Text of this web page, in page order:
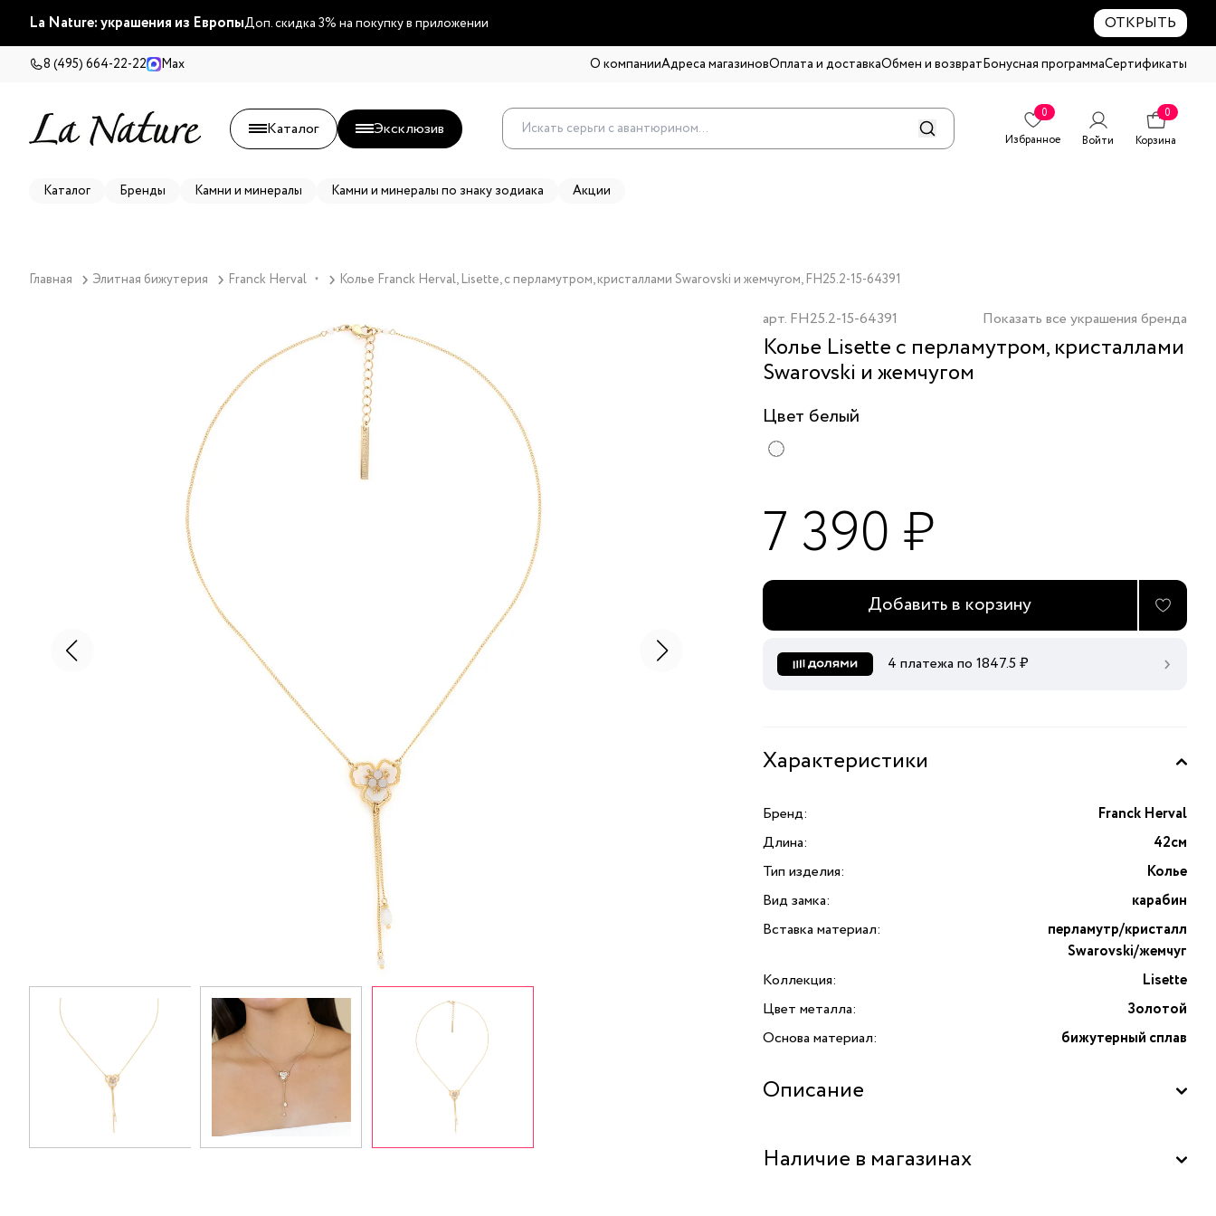
La Nature: украшения из ЕвропыДоп. скидка 3% на покупку в приложении ОТКРЫТЬ
8 (495) 664-22-22 Max О компанииАдреса магазиновОплата и доставкаОбмен и возвратБонусная программаСертификаты
Каталог Эксклюзив
0
Избранное
Войти
0
Корзина
Каталог Бренды Камни и минералы Камни и минералы по знаку зодиака Акции
Главная Элитная бижутерия Franck Herval ▼ Колье Franck Herval, Lisette, с перламутром, кристаллами Swarovski и жемчугом, FH25.2-15-64391
арт. FH25.2-15-64391 Показать все украшения бренда
Колье Lisette с перламутром, кристаллами
Swarovski и жемчугом
Цвет белый
7 390 ₽
Добавить в корзину
4 платежа по 1847.5 ₽
Характеристики
Бренд:
Franck Herval
Длина:
42см
Тип изделия:
Колье
Вид замка:
карабин
Вставка материал:
перламутр/кристалл
Swarovski/жемчуг
Коллекция:
Lisette
Цвет металла:
Золотой
Основа материал:
бижутерный сплав
Описание
коллекция, которая переосмысливает идею цветочных
Наличие в магазинах